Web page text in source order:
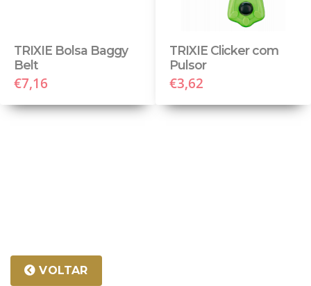
TRIXIE Bolsa Baggy
Belt
€7,16
TRIXIE Clicker com
Pulsor
€3,62
VOLTAR